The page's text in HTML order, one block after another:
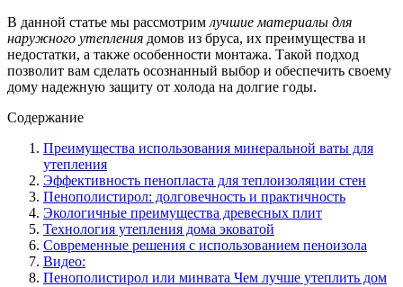
В данной статье мы рассмотрим лучшие материалы для
наружного утепления домов из бруса, их преимущества и
недостатки, а также особенности монтажа. Такой подход
позволит вам сделать осознанный выбор и обеспечить своему
дому надежную защиту от холода на долгие годы.
Содержание
Преимущества использования минеральной ваты для
утепления
Эффективность пенопласта для теплоизоляции стен
Пенополистирол: долговечность и практичность
Экологичные преимущества древесных плит
Технология утепления дома эковатой
Современные решения с использованием пеноизола
Видео:
Пенополистирол или минвата Чем лучше утеплить дом